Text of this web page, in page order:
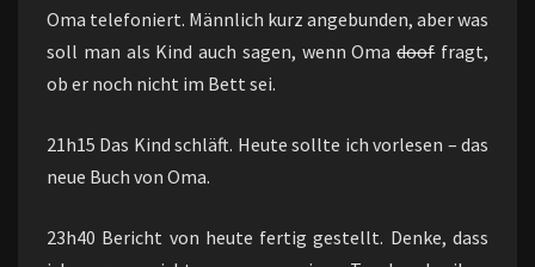
Oma telefoniert. Männlich kurz angebunden, aber was
soll man als Kind auch sagen, wenn Omadooffragt,
ob er noch nicht im Bett sei.
21h15 Das Kind schläft. Heute sollte ich vorlesen – das
neue Buch von Oma.
23h40 Bericht von heute fertig gestellt. Denke, dass